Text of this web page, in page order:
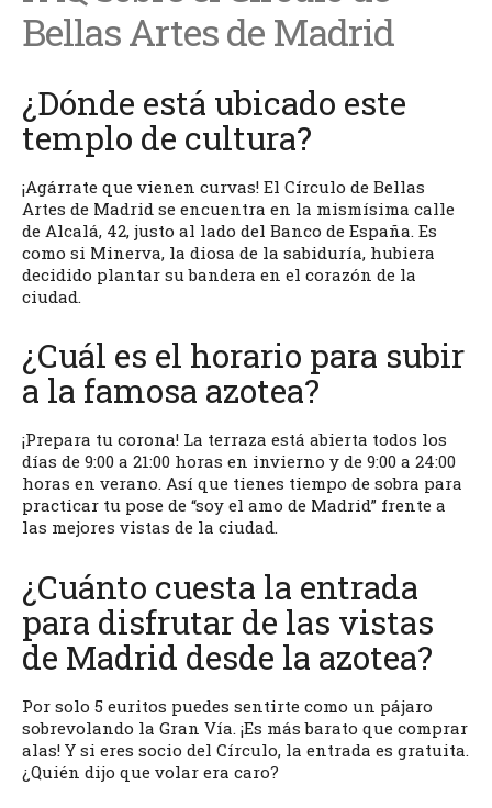
Bellas Artes de Madrid
¿Dónde está ubicado este
templo de cultura?
¡Agárrate que vienen curvas! El Círculo de Bellas
Artes de Madrid se encuentra en la mismísima calle
de Alcalá, 42, justo al lado del Banco de España. Es
como si Minerva, la diosa de la sabiduría, hubiera
decidido plantar su bandera en el corazón de la
ciudad.
¿Cuál es el horario para subir
a la famosa azotea?
¡Prepara tu corona! La terraza está abierta todos los
días de 9:00 a 21:00 horas en invierno y de 9:00 a 24:00
horas en verano. Así que tienes tiempo de sobra para
practicar tu pose de “soy el amo de Madrid” frente a
las mejores vistas de la ciudad.
¿Cuánto cuesta la entrada
para disfrutar de las vistas
de Madrid desde la azotea?
Por solo 5 euritos puedes sentirte como un pájaro
sobrevolando la Gran Vía. ¡Es más barato que comprar
alas! Y si eres socio del Círculo, la entrada es gratuita.
¿Quién dijo que volar era caro?